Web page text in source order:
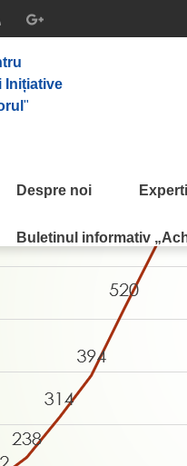
Inițiative
"
Despre noi
Buletinul informativ